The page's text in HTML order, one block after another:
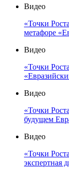
Видео
«Точки
метафоре
Видео
«Точки
Видео
«Точки
будущем
Видео
«Точки
экспертная